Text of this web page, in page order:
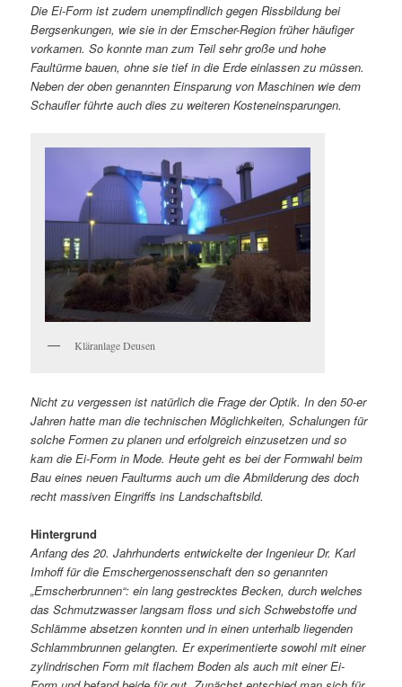
Die Ei-Form ist zudem unempfindlich gegen Rissbildung bei
Bergsenkungen, wie sie in der Emscher-Region früher häufiger
vorkamen. So konnte man zum Teil sehr große und hohe
Faultürme bauen, ohne sie tief in die Erde einlassen zu müssen.
Neben der oben genannten Einsparung von Maschinen wie dem
Schaufler führte auch dies zu weiteren Kosteneinsparungen.
Kläranlage Deusen
Nicht zu vergessen ist natürlich die Frage der Optik. In den 50-er
Jahren hatte man die technischen Möglichkeiten, Schalungen für
solche Formen zu planen und erfolgreich einzusetzen und so
kam die Ei-Form in Mode. Heute geht es bei der Formwahl beim
Bau eines neuen Faulturms auch um die Abmilderung des doch
recht massiven Eingriffs ins Landschaftsbild.
Hintergrund
Anfang des 20. Jahrhunderts entwickelte der Ingenieur Dr. Karl
Imhoff für die Emschergenossenschaft den so genannten
„Emscherbrunnen“: ein lang gestrecktes Becken, durch welches
das Schmutzwasser langsam floss und sich Schwebstoffe und
Schlämme absetzen konnten und in einen unterhalb liegenden
Schlammbrunnen gelangten. Er experimentierte sowohl mit einer
zylindrischen Form mit flachem Boden als auch mit einer Ei-